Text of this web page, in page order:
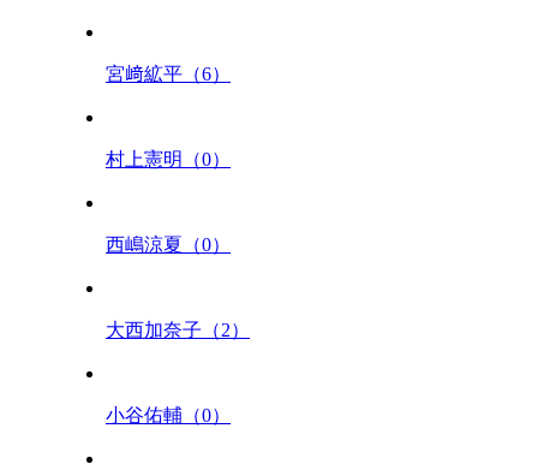
宮﨑絋平（6）
村上憲明（0）
西嶋涼夏（0）
大西加奈子（2）
小谷佑輔（0）